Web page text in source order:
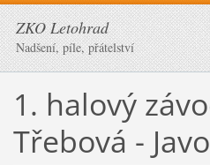
ZKO Letohrad
Nadšení, píle, přátelství
1. halový
Třebová -